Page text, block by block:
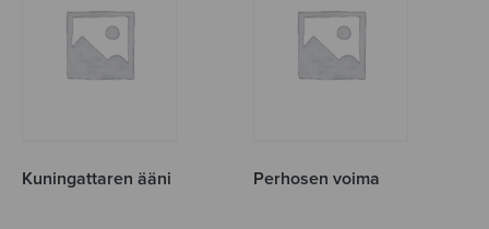
Kuningattaren ääni Perhosen voima